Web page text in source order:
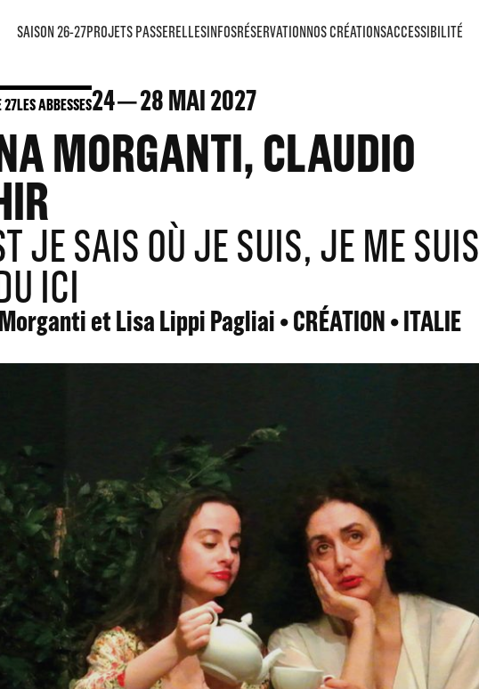
SAISON 26-27PROJETS PASSERELLESINFOSRÉSERVATIONNOS CRÉATIONSACCESSIBILITÉ
27LES ABBESSES24 28MAI 2027
MORGANTI, CLAUDIO
JE SAIS OÙ JE SUIS, JE ME SUIS
ICI
et Lisa Lippi Pagliai • CRÉATION • ITALIE